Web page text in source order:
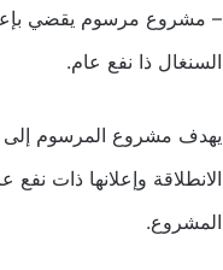
– مشروع مرسوم يقضي
السنغال ذا نفع عام.
يهدف مشروع المرسوم إلى
الانطلاقة وإعلانها ذات
المشروع.